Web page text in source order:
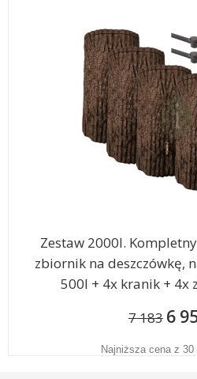
Zestaw 2000l.
zbiornik na deszczówkę,
500l + 4x kranik + 4x
7 183 6
Najniższa cena z 30